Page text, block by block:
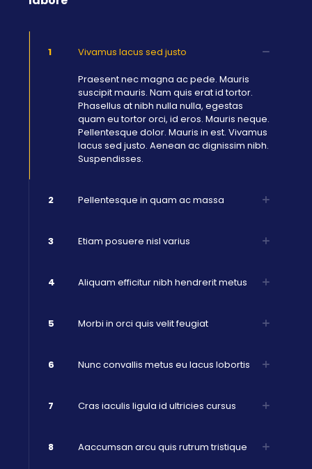
1 Vivamus lacus sed justo
Praesent nec magna ac pede. Mauris
suscipit mauris. Nam quis erat id tortor.
Phasellus at nibh nulla nulla, egestas
quam eu tortor orci, id eros. Mauris neque.
Pellentesque dolor. Mauris in est. Vivamus
lacus sed justo. Aenean ac dignissim nibh.
Suspendisses.
2 Pellentesque in quam ac massa
3 Etiam posuere nisl varius
4 Aliquam efficitur nibh hendrerit metus
5 Morbi in orci quis velit feugiat
6 Nunc convallis metus eu lacus lobortis
7 Cras iaculis ligula id ultricies cursus
8 Aaccumsan arcu quis rutrum tristique